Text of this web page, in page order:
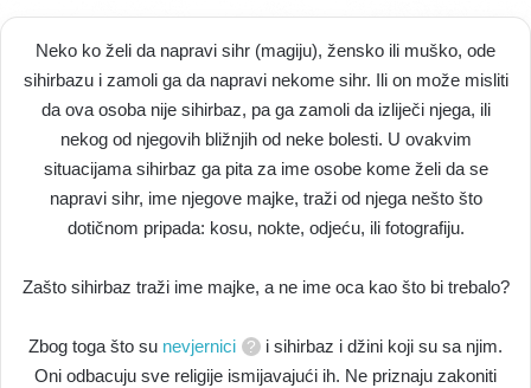
Neko ko želi da napravi sihr (magiju), žensko ili muško, ode
sihirbazu i zamoli ga da napravi nekome sihr. Ili on može misliti
da ova osoba nije sihirbaz, pa ga zamoli da izliječi njega, ili
nekog od njegovih bližnjih od neke bolesti. U ovakvim
situacijama sihirbaz ga pita za ime osobe kome želi da se
napravi sihr, ime njegove majke, traži od njega nešto što
dotičnom pripada: kosu, nokte, odjeću, ili fotografiju.
Zašto sihirbaz traži ime majke, a ne ime oca kao što bi trebalo?
Zbog toga što su nevjernici
i sihirbaz i džini koji su sa njim.
Oni odbacuju sve religije ismijavajući ih. Ne priznaju zakoniti